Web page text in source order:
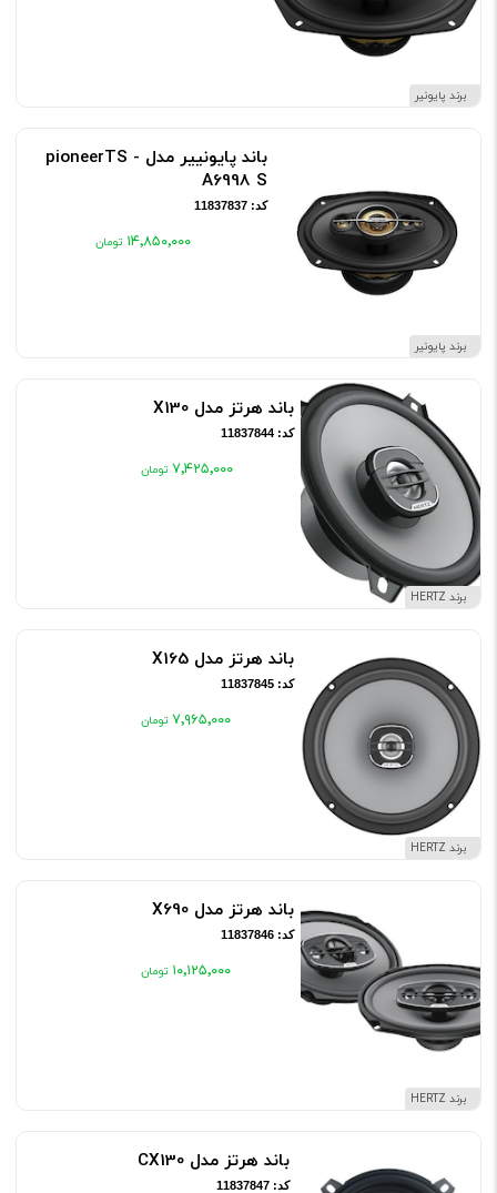
برند پایونیر
برند پایونیر
باند پایونییر مدل pioneerTS -
A6998 S
کد: 11837837
۱۴٬۸۵۰٬۰۰۰
برند HERTZ
باند هرتز مدل X130
کد: 11837844
۷٬۴۲۵٬۰۰۰
برند HERTZ
باند هرتز مدل X165
کد: 11837845
۷٬۹۶۵٬۰۰۰
برند HERTZ
باند هرتز مدل X690
کد: 11837846
۱۰٬۱۲۵٬۰۰۰
باند هرتز مدل CX130
کد: 11837847